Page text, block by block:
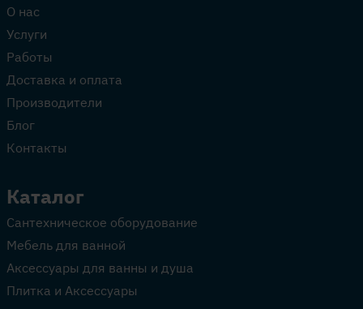
О нас
Услуги
Работы
Доставка и оплата
Производители
Блог
Контакты
Каталог
Сантехническое оборудование
Мебель для ванной
Аксессуары для ванны и душа
Плитка и Аксессуары